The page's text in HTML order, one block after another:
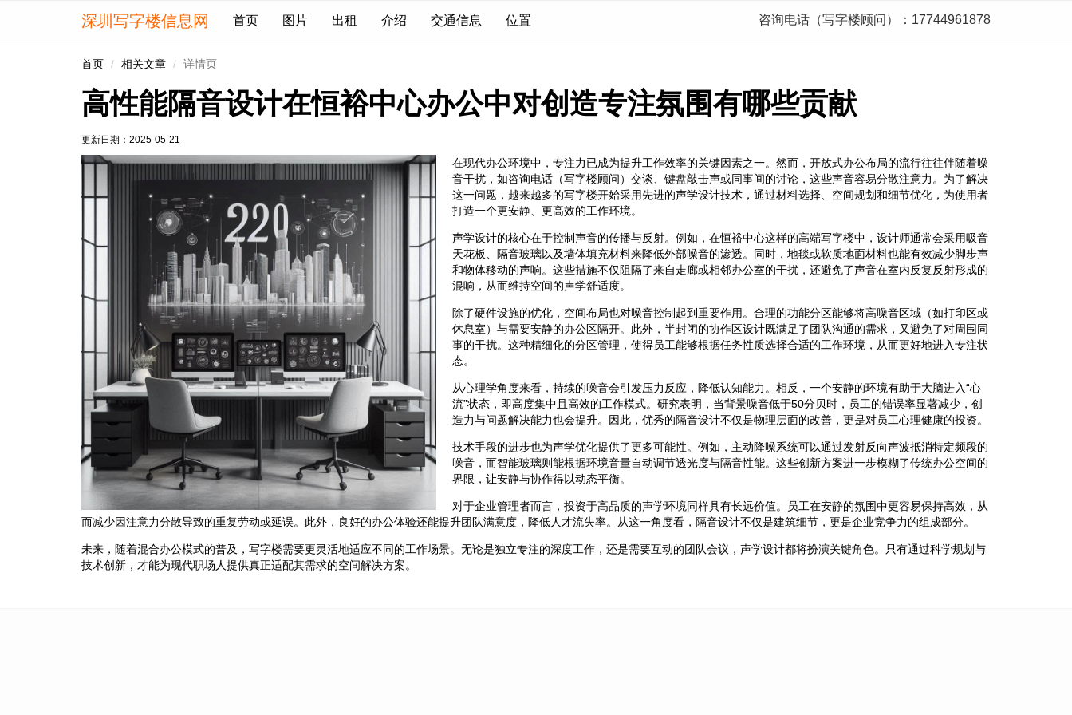
深圳写字楼信息网 首页 图片 出租 介绍 交通信息 位置 咨询电话（写字楼顾问）：17744961878
首页 相关文章 详情页
高性能隔音设计在恒裕中心办公中对创造专注氛围有哪些贡献
更新日期： 2025-05-21
在现代办公环境中，专注力已成为提升工作效率的关键因素之一。然而，开放式办公布局的流行往往伴随着噪
音干扰，如咨询电话（写字楼顾问）交谈、键盘敲击声或同事间的讨论，这些声音容易分散注意力。为了解决
这一问题，越来越多的写字楼开始采用先进的声学设计技术，通过材料选择、空间规划和细节优化，为使用者
打造一个更安静、更高效的工作环境。
声学设计的核心在于控制声音的传播与反射。例如，在恒裕中心这样的高端写字楼中，设计师通常会采用吸音
天花板、隔音玻璃以及墙体填充材料来降低外部噪音的渗透。同时，地毯或软质地面材料也能有效减少脚步声
和物体移动的声响。这些措施不仅阻隔了来自走廊或相邻办公室的干扰，还避免了声音在室内反复反射形成的
混响，从而维持空间的声学舒适度。
除了硬件设施的优化，空间布局也对噪音控制起到重要作用。合理的功能分区能够将高噪音区域（如打印区或
休息室）与需要安静的办公区隔开。此外，半封闭的协作区设计既满足了团队沟通的需求，又避免了对周围同
事的干扰。这种精细化的分区管理，使得员工能够根据任务性质选择合适的工作环境，从而更好地进入专注状
态。
从心理学角度来看，持续的噪音会引发压力反应，降低认知能力。相反，一个安静的环境有助于大脑进入“心
流”状态，即高度集中且高效的工作模式。研究表明，当背景噪音低于50分贝时，员工的错误率显著减少，创
造力与问题解决能力也会提升。因此，优秀的隔音设计不仅是物理层面的改善，更是对员工心理健康的投资。
技术手段的进步也为声学优化提供了更多可能性。例如，主动降噪系统可以通过发射反向声波抵消特定频段的
噪音，而智能玻璃则能根据环境音量自动调节透光度与隔音性能。这些创新方案进一步模糊了传统办公空间的
界限，让安静与协作得以动态平衡。
对于企业管理者而言，投资于高品质的声学环境同样具有长远价值。员工在安静的氛围中更容易保持高效，从
而减少因注意力分散导致的重复劳动或延误。此外，良好的办公体验还能提升团队满意度，降低人才流失率。从这一角度看，隔音设计不仅是建筑细节，更是企业竞争力的组成部分。
未来，随着混合办公模式的普及，写字楼需要更灵活地适应不同的工作场景。无论是独立专注的深度工作，还是需要互动的团队会议，声学设计都将扮演关键角色。只有通过科学规划与
技术创新，才能为现代职场人提供真正适配其需求的空间解决方案。